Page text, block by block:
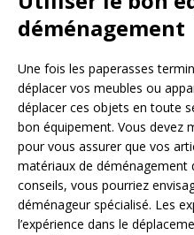
déménagement
Une fois les paperasses
déplacer vos meubles ou
déplacer ces objets en toute
bon équipement. Vous devez
pour vous assurer que vos
matériaux de déménagement
conseils, vous pourriez
déménageur spécialisé. Les
l’expérience dans le